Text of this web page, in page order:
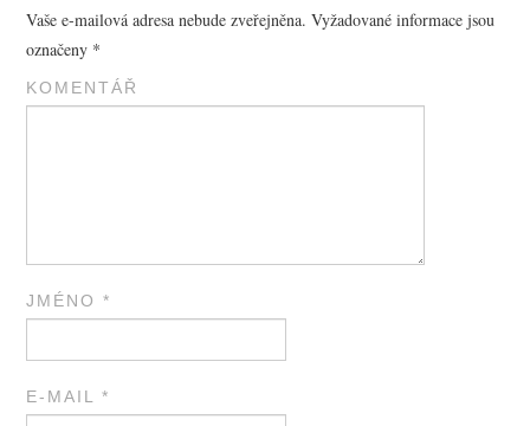
Vaše e-mailová adresa nebude zveřejněna. Vyžadované informace jsou
označeny *
KOMENTÁŘ
JMÉNO*
E-MAIL*